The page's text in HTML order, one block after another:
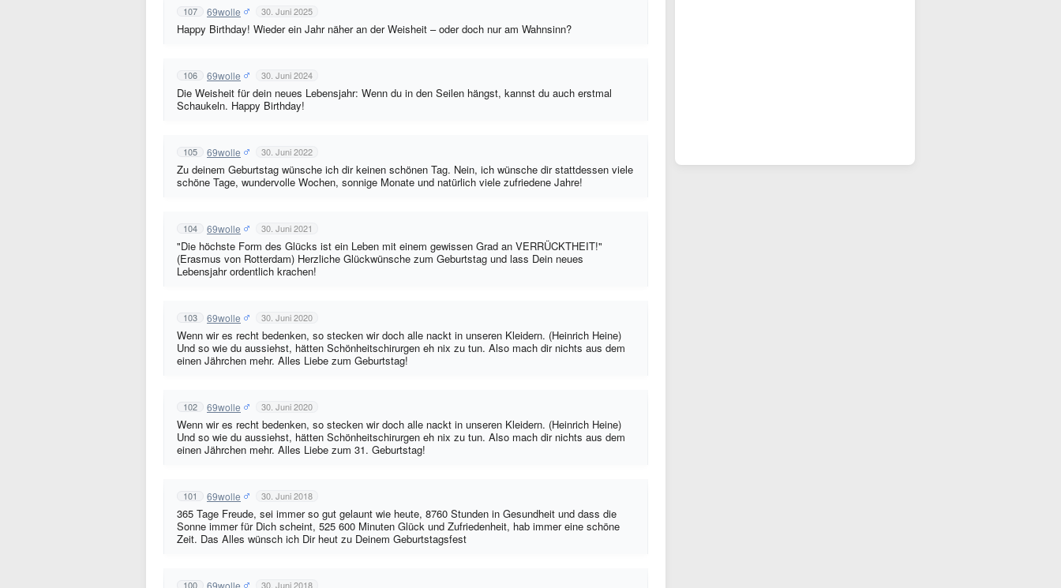
107 69wolle 30. Juni 2025
Happy Birthday! Wieder ein Jahr näher an der Weisheit – oder doch nur am Wahnsinn?
106 69wolle 30. Juni 2024
Die Weisheit für dein neues Lebensjahr: Wenn du in den Seilen hängst, kannst du auch erstmal
Schaukeln. Happy Birthday!
105 69wolle 30. Juni 2022
Zu deinem Geburtstag wünsche ich dir keinen schönen Tag. Nein, ich wünsche dir stattdessen viele
schöne Tage, wundervolle Wochen, sonnige Monate und natürlich viele zufriedene Jahre!
104 69wolle 30. Juni 2021
"Die höchste Form des Glücks ist ein Leben mit einem gewissen Grad an VERRÜCKTHEIT!"
(Erasmus von Rotterdam) Herzliche Glückwünsche zum Geburtstag und lass Dein neues
Lebensjahr ordentlich krachen!
103 69wolle 30. Juni 2020
Wenn wir es recht bedenken, so stecken wir doch alle nackt in unseren Kleidern. (Heinrich Heine)
Und so wie du aussiehst, hätten Schönheitschirurgen eh nix zu tun. Also mach dir nichts aus dem
einen Jährchen mehr. Alles Liebe zum Geburtstag!
102 69wolle 30. Juni 2020
Wenn wir es recht bedenken, so stecken wir doch alle nackt in unseren Kleidern. (Heinrich Heine)
Und so wie du aussiehst, hätten Schönheitschirurgen eh nix zu tun. Also mach dir nichts aus dem
einen Jährchen mehr. Alles Liebe zum 31. Geburtstag!
101 69wolle 30. Juni 2018
365 Tage Freude, sei immer so gut gelaunt wie heute, 8760 Stunden in Gesundheit und dass die
Sonne immer für Dich scheint, 525 600 Minuten Glück und Zufriedenheit, hab immer eine schöne
Zeit. Das Alles wünsch ich Dir heut zu Deinem Geburtstagsfest
100 69wolle 30. Juni 2018